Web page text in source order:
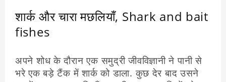
शार्क और चारा मछलियाँ, Shark and bait
fishes
अपने शोध के दौरान एक समुद्री जीवविज्ञानी ने पानी से
भरे एक बड़े टैंक में शार्क को डाला. कुछ देर बाद उसने